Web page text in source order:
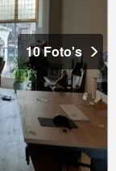
10 Foto's